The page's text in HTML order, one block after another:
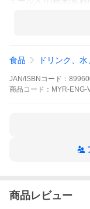
食品 ドリンク、
JAN/ISBNコード：
商品 コード： MYR-ENG-
商品レビュー